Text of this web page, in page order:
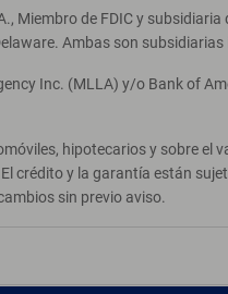
Miembro de FDIC y
Ambas son
Inc. (MLLA) y/o Bank of
hipotecarios y sobre el
crédito y la garantía están
sin previo aviso.